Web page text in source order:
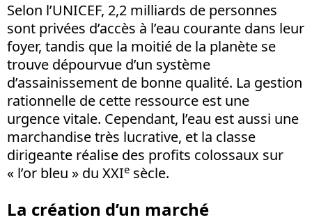
Selon l’UNICEF, 2,2 milliards de personnes
sont privées d’accès à l’eau courante dans leur
foyer, tandis que la moitié de la planète se
trouve dépourvue d’un système
d’assainissement de bonne qualité. La gestion
rationnelle de cette ressource est une
urgence vitale. Cependant, l’eau est aussi une
marchandise très lucrative, et la classe
dirigeante réalise des profits colossaux sur
« l’or bleu » du XXIe sècle.
La création d’un marché